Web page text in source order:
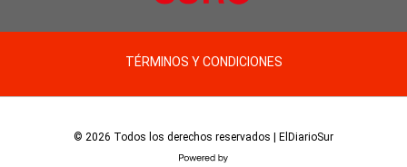
TÉRMINOS Y CONDICIONES
© 2026 Todos los derechos reservados | ElDiarioSur